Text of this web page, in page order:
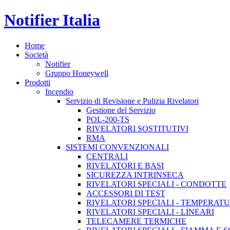
Notifier Italia
Home
Società
Notifier
Gruppo Honeywell
Prodotti
Incendio
Servizio di Revisione e Pulizia Rivelatori
Gestione del Servizio
POL-200-TS
RIVELATORI SOSTITUTIVI
RMA
SISTEMI CONVENZIONALI
CENTRALI
RIVELATORI E BASI
SICUREZZA INTRINSECA
RIVELATORI SPECIALI - CONDOTTE
ACCESSORI DI TEST
RIVELATORI SPECIALI -
RIVELATORI SPECIALI - LINEARI
TELECAMERE TERMICHE